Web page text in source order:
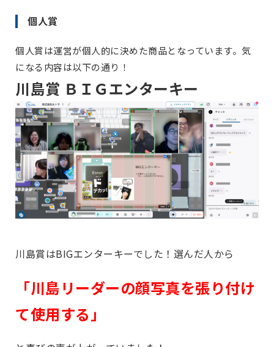
個人賞
個人賞は運営が個人的に決めた商品となっています。気
になる内容は以下の通り！
川島賞 ＢＩＧエンターキー
川島賞はBIGエンターキーでした！選んだ人から
「川島リーダーの顔写真を張り付け
て使用する」